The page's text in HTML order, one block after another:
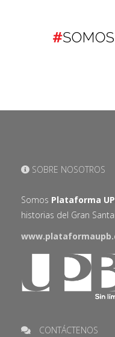
SOBRE NOSOTROS
Somos Plataforma
historias del Gran
CONTÁCTENOS